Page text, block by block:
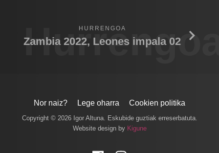
HURRENGOA
Zambia 2022, Leones impala 02
Nor naiz? Lege oharra Cookien politika
Copyright © 2026 Igor Altuna. Eskubide guztiak erreserbatuta.
Website design by Kigune